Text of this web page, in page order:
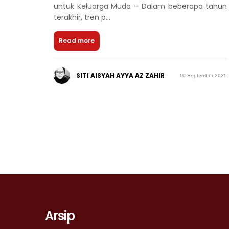
untuk Keluarga Muda – Dalam beberapa tahun
terakhir, tren p...
Read more
SITI AISYAH AYYA AZ ZAHIR 10 September 2025
Arsip